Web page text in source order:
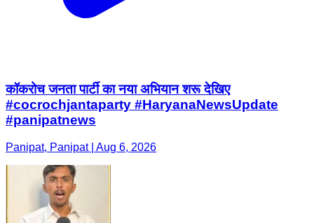
कॉकरोच जनता पार्टी का नया अभियान शरू देखिए
#cocrochjantaparty #HaryanaNewsUpdate
#panipatnews
Panipat, Panipat | Aug 6, 2026